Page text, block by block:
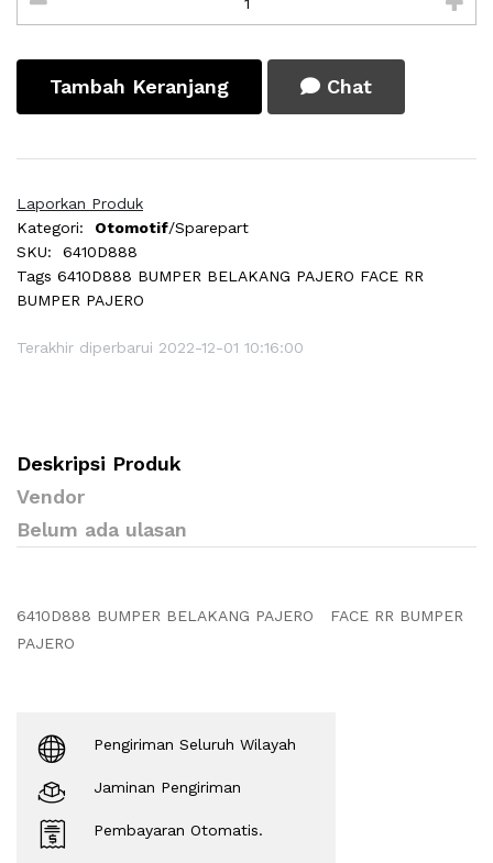
Tambah Keranjang Chat
Laporkan Produk
Kategori:
Otomotif/Sparepart
SKU:
6410D888
Tags 6410D888 BUMPER BELAKANG PAJERO FACE RR
BUMPER PAJERO
Terakhir diperbarui 2022-12-01 10:16:00
Deskripsi Produk
Vendor
Belum ada ulasan
6410D888 BUMPER BELAKANG PAJERO FACE RR BUMPER
PAJERO
Pengiriman Seluruh Wilayah
Jaminan Pengiriman
Pembayaran Otomatis.